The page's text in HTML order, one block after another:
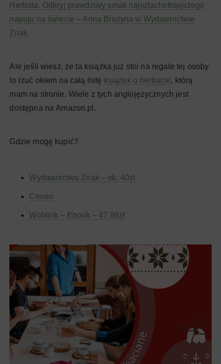
Herbata. Odkryj prawdziwy smak najszlachetniejszego
napoju na świecie – Anna Brożyna w Wydawnictwie
Znak
Ale jeśli wiesz, że ta książka już stoi na regale tej osoby
to rzuć okiem na całą listę książek o herbacie, którą
mam na stronie. Wiele z tych anglojęzycznych jest
dostępna na Amazon.pl.
Gdzie mogę kupić?
Wydawnictwo Znak – ok. 40zł
Ceneo
Woblink – Ebook – 47,99zł